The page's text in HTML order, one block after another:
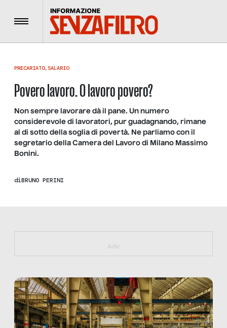
Menu
PRECARIATO, SALARIO
Povero lavoro. O lavoro povero?
Non sempre lavorare dà il pane. Un numero
considerevole di lavoratori, pur guadagnando, rimane
al di sotto della soglia di povertà. Ne parliamo con il
segretario della Camera del Lavoro di Milano Massimo
Bonini.
diBRUNO PERINI
https://bit.ly/muster_aggiornamento
Adv